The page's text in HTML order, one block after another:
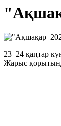
23–24 қаңтар
Жарыс